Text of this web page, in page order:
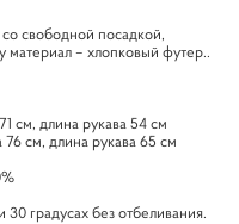
свободной посадкой,
– хлопковый футер..
см, длина рукава 54 см
см, длина рукава 65 см
градусах без отбеливания.